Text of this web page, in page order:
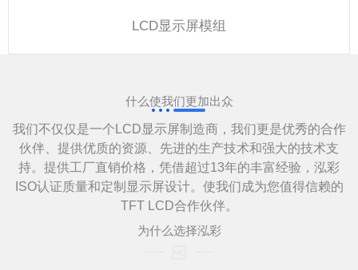
LCD显示屏模组
什么使我们更加出众
我们不仅仅是一个LCD显示屏制造商，我们更是优秀的合作
伙伴、提供优质的资源、先进的生产技术和强大的技术支
持。提供工厂直销价格，凭借超过13年的丰富经验，泓彩
ISO认证质量和定制显示屏设计。使我们成为您值得信赖的
TFT LCD合作伙伴。
为什么选择泓彩